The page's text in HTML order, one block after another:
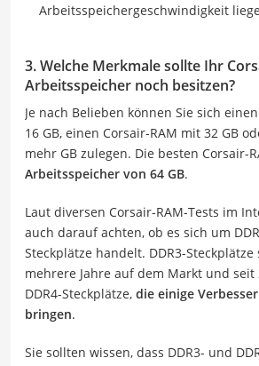
Arbeitsspeichergeschwindigkeit
3. Welche Merkmale sollte Ihr
Arbeitsspeicher noch besitzen?
Je nach Belieben können Sie sich
16 GB, einen Corsair-RAM mit 32 GB
mehr GB zulegen. Die besten Corsair-
Arbeitsspeicher von 64 GB.
Laut diversen Corsair-RAM-Tests im
auch darauf achten, ob es sich um
Steckplätze handelt. DDR3-Steckplätze
mehrere Jahre auf dem Markt und seit
DDR4-Steckplätze, die einige
bringen.
Sie sollten wissen, dass DDR3- und